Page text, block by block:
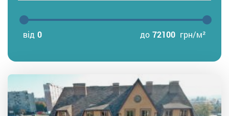
від 0 до 72100 грн/м²